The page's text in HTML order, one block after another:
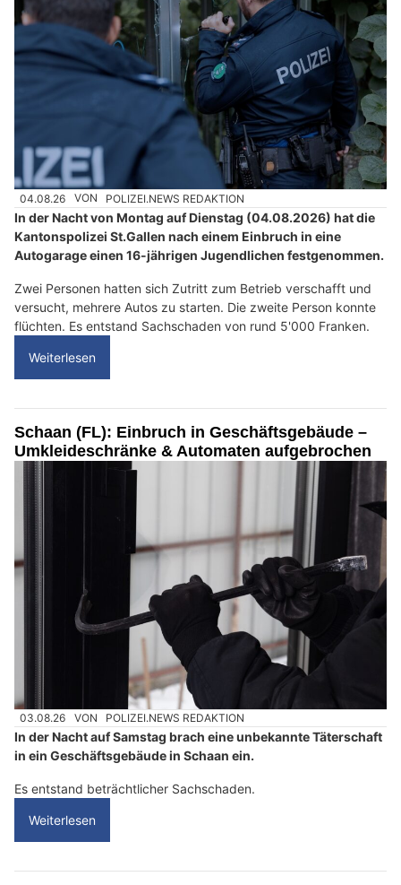
04.08.26 VON POLIZEI.NEWS REDAKTION
In der Nacht von Montag auf Dienstag (04.08.2026) hat die
Kantonspolizei St.Gallen nach einem Einbruch in eine
Autogarage einen 16-jährigen Jugendlichen festgenommen.
Zwei Personen hatten sich Zutritt zum Betrieb verschafft und
versucht, mehrere Autos zu starten. Die zweite Person konnte
flüchten. Es entstand Sachschaden von rund 5'000 Franken.
Weiterlesen
Schaan (FL): Einbruch in Geschäftsgebäude –
Umkleideschränke & Automaten aufgebrochen
03.08.26 VON POLIZEI.NEWS REDAKTION
In der Nacht auf Samstag brach eine unbekannte Täterschaft
in ein Geschäftsgebäude in Schaan ein.
Es entstand beträchtlicher Sachschaden.
Weiterlesen